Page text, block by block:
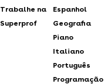
Trabalhe na
Superprof
Espanhol
Geografia
Piano
Italiano
Português
Programação